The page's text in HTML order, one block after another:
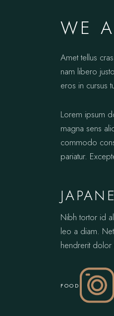
WE
Amet tellus
nam libero
eros in cursus
Lorem ipsum
magna sens
commodo
pariatur.
Nibh tortor id
leo a diam.
hendrerit dolor
FOOD